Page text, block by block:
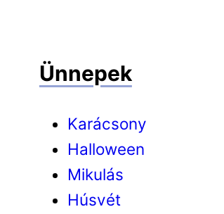
Ünnepek
Karácsony
Halloween
Mikulás
Húsvét